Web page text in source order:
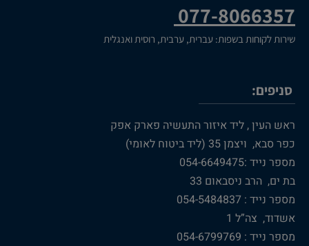
077-8066357
שירות לקוחות בשפות: עברית, ערבית, רוסית ואנגלית
סניפים:
ראש העין , ליד איזור התעשיה פארק אפק
כפר סבא, ויצמן 35 (ליד ביטוח לאומי)
מספר נייד :054-6649475
בת ים, הרב ניסבאום 33
מספר נייד : 054-5484837
אשדוד, צה”ל 1
מספר נייד : 054-6799769